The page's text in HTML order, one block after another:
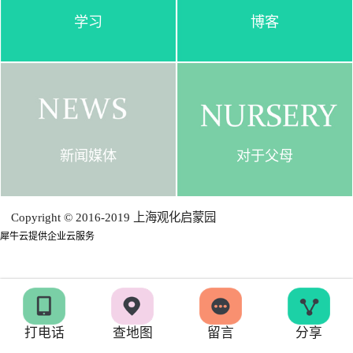
学习 博客
新闻媒体 对于父母
Copyright © 2016-2019 上海观化启蒙园
犀牛云提供企业云服务
打电话 查地图 留言 分享